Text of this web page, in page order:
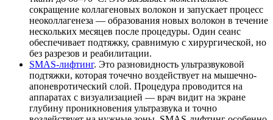
сокращение коллагеновых волокон и запускает процесс
неоколлагенеза — образования новых волокон в течение
нескольких месяцев после процедуры. Один сеанс
обеспечивает подтяжку, сравнимую с хирургической, но
без разрезов и реабилитации.
SMAS-лифтинг. Это разновидность ультразвуковой
подтяжки, которая точечно воздействует на мышечно-
апоневротический слой. Процедура проводится на
аппаратах с визуализацией — врач видит на экране
глубину проникновения ультразвука и точно